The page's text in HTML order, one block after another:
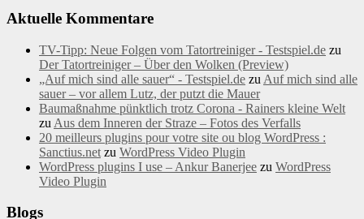
Aktuelle Kommentare
TV-Tipp: Neue Folgen vom Tatortreiniger - Testspiel.de zu
Der Tatortreiniger – Über den Wolken (Preview)
„Auf mich sind alle sauer“ - Testspiel.de zu Auf mich sind alle
sauer – vor allem Lutz, der putzt die Mauer
Baumaßnahme pünktlich trotz Corona - Rainers kleine Welt
zu Aus dem Inneren der Straze – Fotos des Verfalls
20 meilleurs plugins pour votre site ou blog WordPress :
Sanctius.net zu WordPress Video Plugin
WordPress plugins I use – Ankur Banerjee zu WordPress
Video Plugin
Blogs